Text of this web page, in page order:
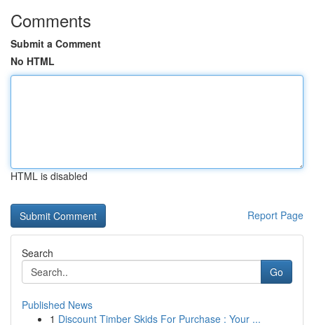
Comments
Submit a Comment
No HTML
HTML is disabled
Report Page
Search
Go
Published News
1 Discount Timber Skids For Purchase : Your ...